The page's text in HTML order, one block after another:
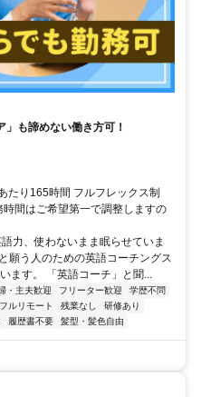
も諦めない働き方可！
たり165時間 フルフレックス制
間はご希望第一で調整しますの
力、使わないまま眠らせていま
願う人のための英語コーチングス
ます。 「英語コーチ」と聞...
・主夫歓迎 フリーター歓迎
学歴不問
フルリモート 残業なし
研修あり
履歴書不要 髪型・髪色自由